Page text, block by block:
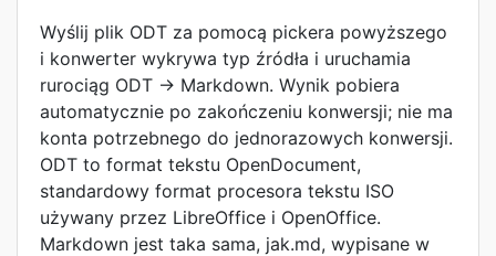
Wyślij plik ODT za pomocą pickera powyższego
i konwerter wykrywa typ źródła i uruchamia
rurociąg ODT → Markdown. Wynik pobiera
automatycznie po zakończeniu konwersji; nie ma
konta potrzebnego do jednorazowych konwersji.
ODT to format tekstu OpenDocument,
standardowy format procesora tekstu ISO
używany przez LibreOffice i OpenOffice.
Markdown jest taka sama, jak.md, wypisane w